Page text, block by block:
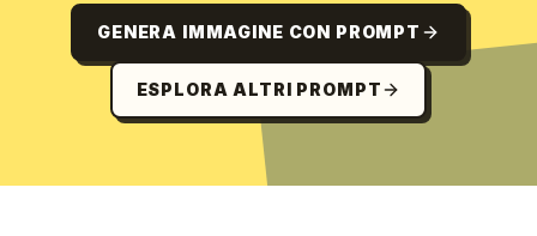
GENERA IMMAGINE CON PROMPT
ESPLORA ALTRI PROMPT